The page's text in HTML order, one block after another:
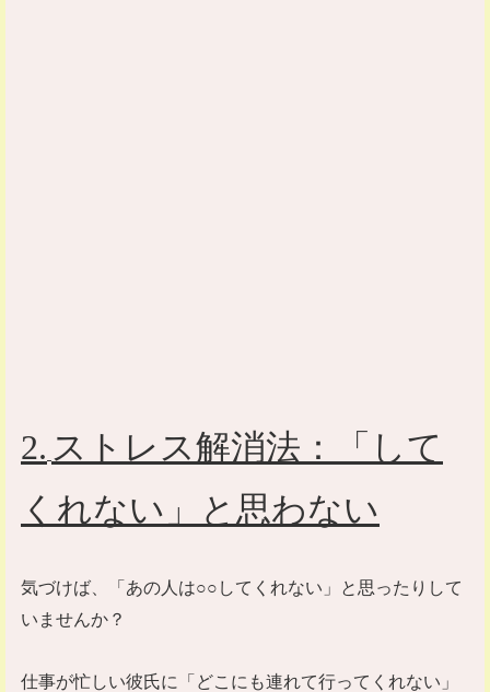
2. ストレス解消法：「して
くれない」と思わない
気づけば、「あの人は○○してくれない」と思ったりして
いませんか？
仕事が忙しい彼氏に「どこにも連れて行ってくれない」